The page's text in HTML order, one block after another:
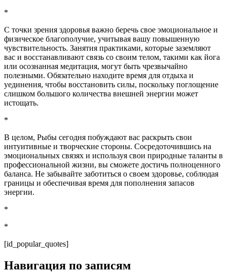
*
С точки зрения здоровья важно беречь свое эмоциональное и
физическое благополучие, учитывая вашу повышенную
чувствительность. Занятия практиками, которые заземляют
вас и восстанавливают связь со своим телом, такими как йога
или осознанная медитация, могут быть чрезвычайно
полезными. Обязательно находите время для отдыха и
уединения, чтобы восстановить силы, поскольку поглощение
слишком большого количества внешней энергии может
истощать.
*
В целом, Рыбы сегодня побуждают вас раскрыть свои
интуитивные и творческие стороны. Сосредоточившись на
эмоциональных связях и используя свои природные таланты в
профессиональной жизни, вы сможете достичь полноценного
баланса. Не забывайте заботиться о своем здоровье, соблюдая
границы и обеспечивая время для пополнения запасов
энергии.
*
*
[id_popular_quotes]
Навигация по записям